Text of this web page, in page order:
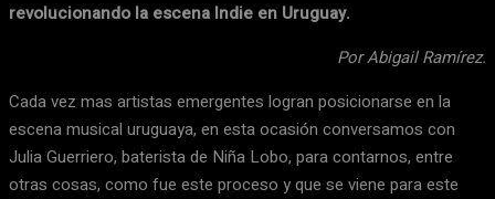
revolucionando la escena Indie en Uruguay.
Por Abigail Ramírez.
Cada vez mas artistas emergentes logran posicionarse en la
escena musical uruguaya, en esta ocasión conversamos con
Julia Guerriero, baterista de Niña Lobo, para contarnos, entre
otras cosas, como fue este proceso y que se viene para este